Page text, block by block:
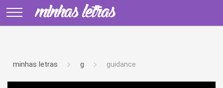
minhas letras g guidance